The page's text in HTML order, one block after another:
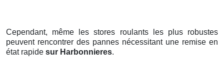
Cependant, même les stores roulants les plus robustes
peuvent rencontrer des pannes nécessitant une remise en
état rapide sur Harbonnieres.